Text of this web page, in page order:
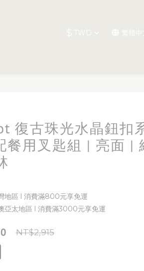
$ TWD 繁體中
復古珠光水晶鈕扣
餐用叉匙組 | 亮面 |
地區 l 消費滿800元享免運
亞太地區 l 消費滿3000元享免運
NT$2,915